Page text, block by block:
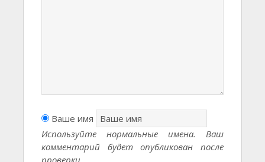
Ваше имя
Используйте нормальные имена. Ваш
комментарий будет опубликован после
проверки.